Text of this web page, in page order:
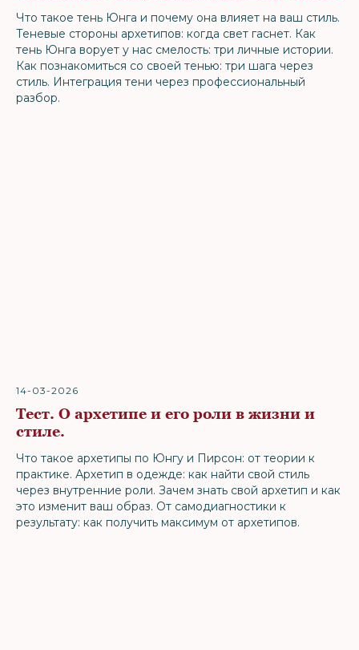
Что такое тень Юнга и почему она влияет на ваш стиль.
Теневые стороны архетипов: когда свет гаснет. Как
тень Юнга ворует у нас смелость: три личные истории.
Как познакомиться со своей тенью: три шага через
стиль. Интеграция тени через профессиональный
разбор.
14-03-2026
Тест. О архетипе и его роли в жизни и
стиле.
Что такое архетипы по Юнгу и Пирсон: от теории к
практике. Архетип в одежде: как найти свой стиль
через внутренние роли. Зачем знать свой архетип и как
это изменит ваш образ. От самодиагностики к
результату: как получить максимум от архетипов.